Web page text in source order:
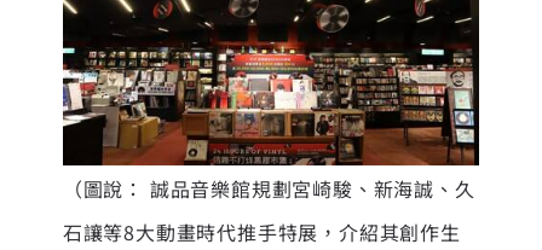
（圖說： 誠品音樂館規劃宮崎駿、新海誠、久
石讓等8大動畫時代推手特展，介紹其創作生